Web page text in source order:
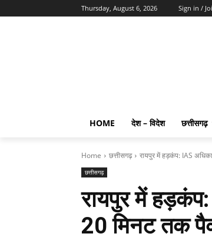
Thursday, August 6, 2026 Sign in /
HOME देश – विदेश छत्तीसगढ़
Home छत्तीसगढ़ रायपुर में हड़कंप: IAS
छत्तीसगढ़
रायपुर में
20 मिनट तक